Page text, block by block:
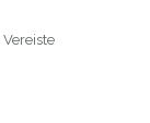
Vereiste